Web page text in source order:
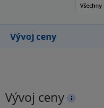
Vývoj ceny
Vývoj ceny